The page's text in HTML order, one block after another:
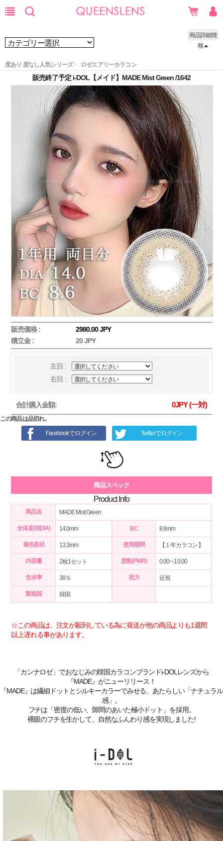
度あり 度なし人気シリーズ ロゼエアリーカラコン
商品詳細情
報
販売終了予定 i-DOL【メイド】MADE Mist Green /1642
販売価格 :
2980.00 JPY
積立金 :
20 JPY
左目 :
右目 :
合計購入金額: 0JPY (一対)
この商品は品切れ。
Facebookでログイン Twitterでログイン
商品スペック
Product Info
商品名 MADE Mist Green
全体直径(DIA) 14.0mm BC 8.6mm
着色直径 13.3mm 使用期間 【１年カラコン】
内容量 2枚1セット 度数(PWR) 0.00~-10.00
含水率 38％ 視力 近視
製造国 韓国
☆この商品は、注文が殺到している為に発送が他の商品よりも1週間
以上遅れる事があります。
「カンナロゼ」でおなじみの韓国カラコンブランドi-DOLレンズから
『MADE』がニューリリース！
『MADE』は繊細ドットとシルキーカラーでみせる、あたらしい「ナチュラル
感」。
フチは「密度の低い、隙間のあいた極小ドット」を採用。
裸眼のフチを生かして、自然なふんわり感を実現しました!